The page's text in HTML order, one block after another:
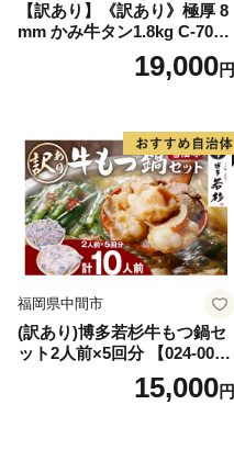
【訳あり】《訳あり》極厚 8
mm かみ牛タン1.8kg C-709-
19,000円
福岡県中間市
(訳あり)博多若杉牛もつ鍋セ
ット2人前×5回分 【024-002
15,000円